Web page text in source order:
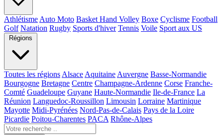
Athlétisme Auto Moto Basket Hand Volley Boxe Cyclisme Football
Golf Natation Rugby Sports d'hiver Tennis Voile Sport aux US
Régions
Toutes les régions Alsace Aquitaine Auvergne Basse-Normandie
Bourgogne Bretagne Centre Champagne-Ardenne Corse Franche-
Comté Guadeloupe Guyane Haute-Normandie Ile-de-France La
Réunion Languedoc-Roussillon Limousin Lorraine Martinique
Mayotte Midi-Pyrénées Nord-Pas-de-Calais Pays de la Loire
Picardie Poitou-Charentes PACA Rhône-Alpes